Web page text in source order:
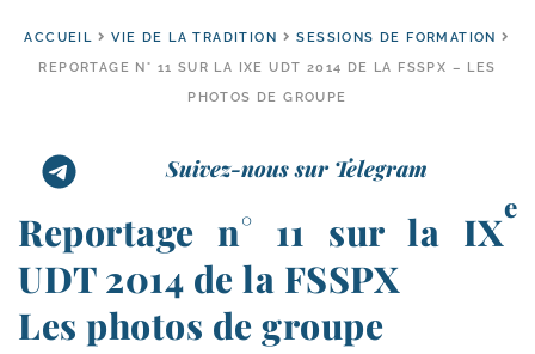
ACCUEIL VIE DE LA TRADITION
SESSIONS DE FORMATION
REPORTAGE N° 11 SUR LA IXE UDT 2014 DE LA FSSPX – LES
PHOTOS DE GROUPE
Suivez-nous sur Telegram
Reportage n° 11 sur la IX
e
UDT 2014 de la FSSPX
Les photos de groupe